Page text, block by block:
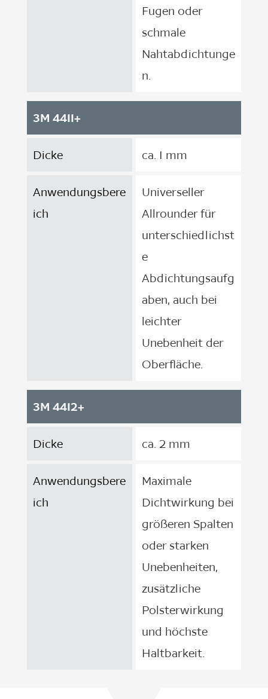
Fugen oder
schmale
Nahtabdichtunge
n.
Dicke
Anwendungsbere
ich
3M 4411+
ca. 1 mm
Universeller
Allrounder für
unterschiedlichst
e
Abdichtungsaufg
aben, auch bei
leichter
Unebenheit der
Oberfläche.
Dicke
Anwendungsbere
ich
3M 4412+
ca. 2 mm
Maximale
Dichtwirkung bei
größeren Spalten
oder starken
Unebenheiten,
zusätzliche
Polsterwirkung
und höchste
Haltbarkeit.